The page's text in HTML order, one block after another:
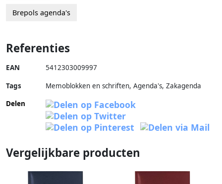
Brepols agenda's
Referenties
EAN 5412303009997
Tags
Memoblokken en schriften, Agenda's, Zakagenda
Delen
Vergelijkbare producten